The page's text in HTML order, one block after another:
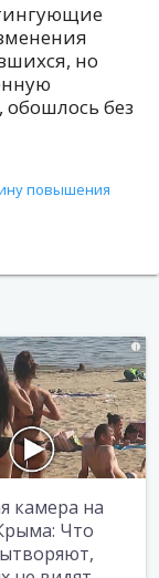
но
без
повышения
i
камера на
Что